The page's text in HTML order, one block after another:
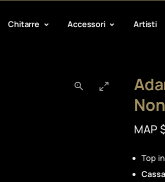
Chitarre Accessori Artisti
MAP
Top